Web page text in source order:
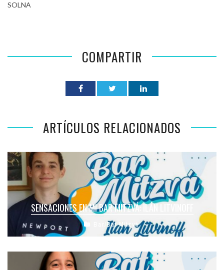
SOLNA
COMPARTIR
ARTÍCULOS RELACIONADOS
SENSACIONES EN MI BAR MITZVÁ: ILÁN LITVINOFF
Bar/Bat Mitzvá